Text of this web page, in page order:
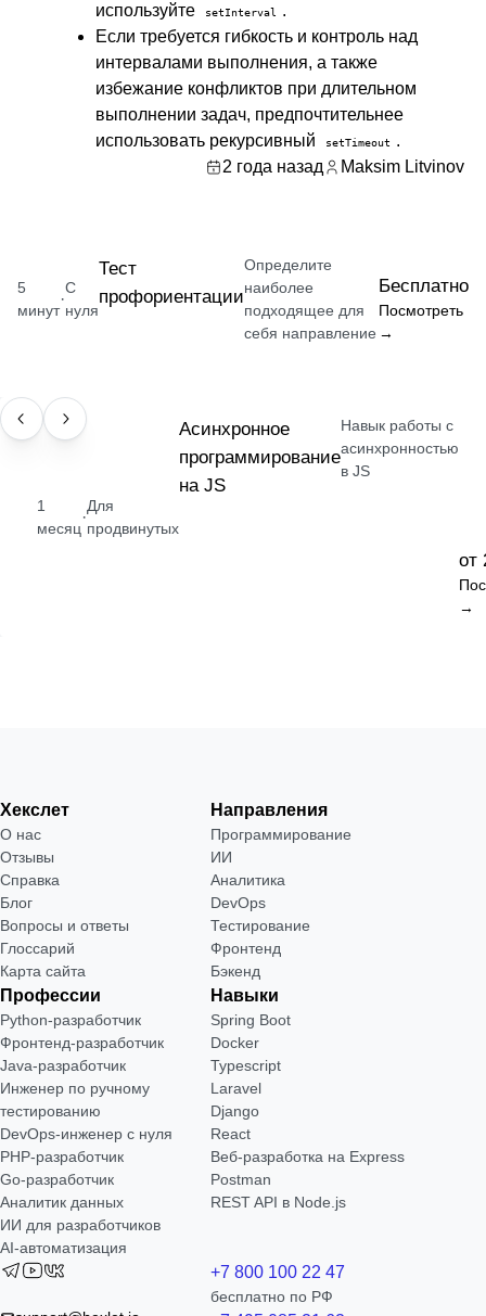
используйте
setInterval
.
Если требуется гибкость и контроль над
интервалами выполнения, а также
избежание конфликтов при длительном
выполнении задач, предпочтительнее
использовать рекурсивный
setTimeout .
2 года назад
Maksim Litvinov
5
минут
·
С
нуля
Тест
профориентации
Определите
наиболее
подходящее для
себя направление
Бесплатно
Посмотреть
→
НАВЫК
1
месяц
·
Для
продвинутых
Асинхронное
программирование
на JS
Навык работы с
асинхронностью
в JS
от
→
Хекслет
О нас
Отзывы
Справка
Блог
Вопросы и ответы
Глоссарий
Карта сайта
Направления
Программирование
ИИ
Аналитика
DevOps
Тестирование
Фронтенд
Бэкенд
Профессии
Python-разработчик
Фронтенд-разработчик
Java-разработчик
Инженер по ручному
тестированию
DevOps-инженер с нуля
РНР-разработчик
Go-разработчик
Аналитик данных
ИИ для разработчиков
AI-автоматизация
Навыки
Spring Boot
Docker
Typescript
Laravel
Django
React
Веб-разработка на Express
Postman
REST API в Node.js
+7 800 100 22 47
бесплатно по РФ